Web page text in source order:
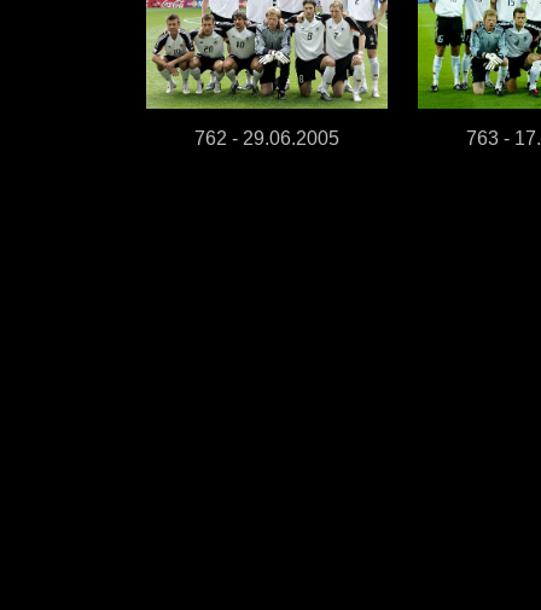
762 - 29.06.2005 763 -